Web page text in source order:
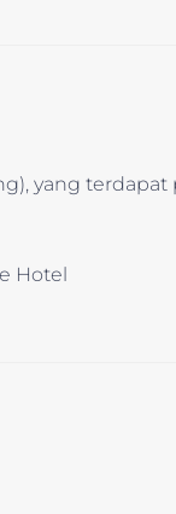
yang terdapat
Hotel